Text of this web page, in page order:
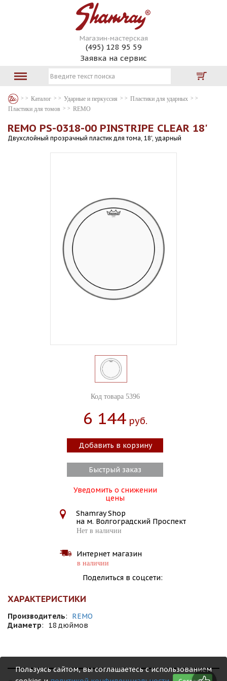
Магазин-мастерская
(495) 128 95 59
Заявка на сервис
Каталог Ударные и перкуссия
Пластики для ударных
Пластики для томов
REMO
REMO PS-0318-00 PINSTRIPE CLEAR 18'
Двухслойный прозрачный пластик для тома, 18', ударный
Код товара 5396
6 144 Руб.
Добавить в корзину
Быстрый заказ
Уведомить о снижении
цены
Shamray Shop
на м. Волгоградский Проспект
Нет в наличии
Интернет магазин
в наличии
Поделиться в соцсети:
ХАРАКТЕРИСТИКИ
Производитель:
REMO
Диаметр: 18 дюймов
Пользуясь сайтом, вы соглашаетесь с использованием